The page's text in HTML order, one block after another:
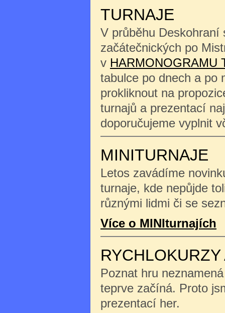
TURNAJE
V průběhu Deskohraní
začátečnických po
v HARMONOGRAMU
tabulce po dnech a po
prokliknout na
turnajů a prezentací
doporučujeme vyplnit
MINITURNAJE
Letos zavádíme
turnaje, kde nepůjde
různými lidmi či se
Více o MINIturnajích
Poznat hru
teprve začíná. Proto
prezentací her.